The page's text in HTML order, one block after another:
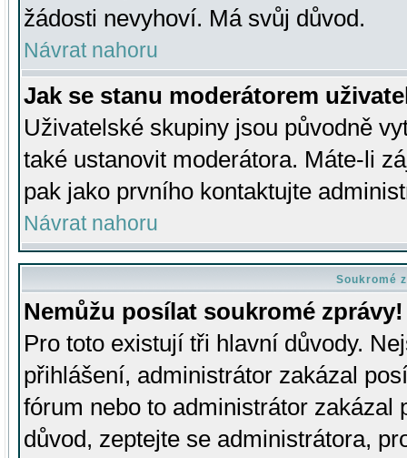
žádosti nevyhoví. Má svůj důvod.
Návrat nahoru
Jak se stanu moderátorem
Uživatelské skupiny jsou původně
také ustanovit moderátora. Máte-li
pak jako prvního kontaktujte
Návrat nahoru
Soukromé
Nemůžu posílat soukromé zprávy!
Pro toto existují tři hlavní důvody.
přihlášení, administrátor zakázal
fórum nebo to administrátor zakázal
důvod, zeptejte se administrátora,